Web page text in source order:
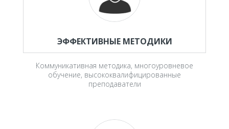
ЭФФЕКТИВНЫЕ МЕТОДИКИ
Коммуникативная методика, многоуровневое
обучение, высококвалифицированные
преподаватели